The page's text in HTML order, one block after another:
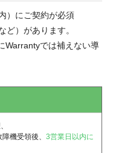
）にご契約が必須
ど）があります。
Warrantyでは補えない導
機受領後、 3営業日以内に